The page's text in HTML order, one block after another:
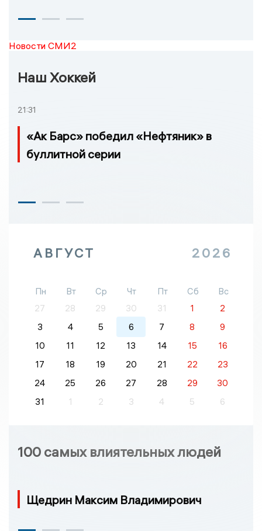
Новости СМИ2
Наш Хоккей
21:31
«Ак Барс» победил «Нефтяник» в
буллитной серии
АВГУСТ 2026
Пн Вт Ср Чт Пт Сб
Вс
27
28 29 30 31 1
2
3
4 5 6 7 8
9
10
11 12 13 14 15
16
17
18 19 20 21 22
23
24
25 26 27 28 29
30
31
1 2 3 4 5 6
100 самых влиятельных людей
Щедрин Максим Владимирович